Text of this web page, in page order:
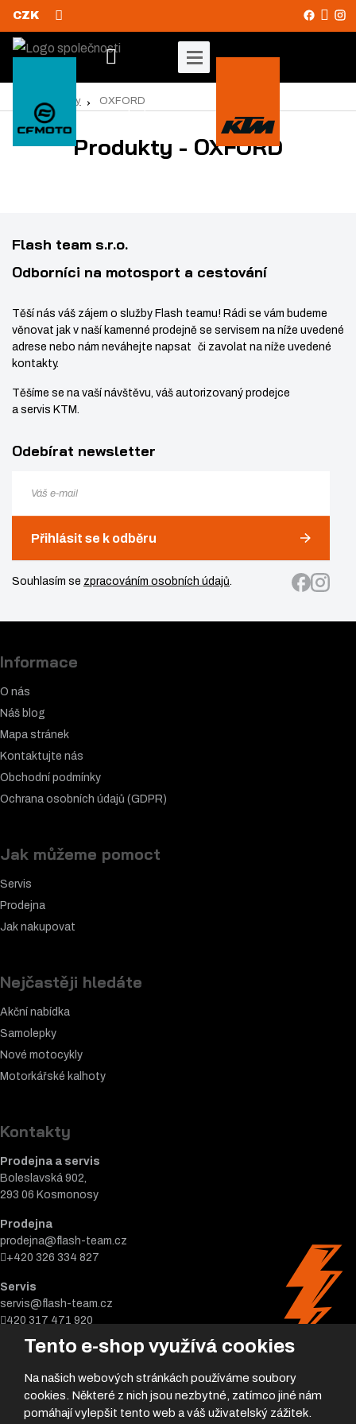
Tento e-shop využívá cookies
Na našich webových stránkách používáme soubory
cookies. Některé z nich jsou nezbytné, zatímco jiné nám
pomáhají vylepšit tento web a váš uživatelský zážitek.
CZK
y
o
r
n
Produkty OXFORD
Produkty - OXFORD
Flash team s.r.o.
Odborníci na motosport a cestování
Těší nás váš zájem o služby Flash teamu! Rádi se vám budeme
věnovat jak v naší kamenné prodejně se servisem na níže uvedené
adrese nebo nám neváhejte napsat či zavolat na níže uvedené
kontakty.
Těšíme se na vaší návštěvu, váš autorizovaný prodejce
a servis KTM.
Odebírat newsletter
Přihlásit se k odběru
Souhlasím se zpracováním osobních údajů.
Informace
O nás
Náš blog
Mapa stránek
Kontaktujte nás
Obchodní podmínky
Ochrana osobních údajů (GDPR)
Jak můžeme pomoct
Servis
Prodejna
Jak nakupovat
Nejčastěji hledáte
Akční nabídka
Samolepky
Nové motocykly
Motorkářské kalhoty
Kontakty
Prodejna a servis
Boleslavská 902,
293 06 Kosmonosy
Prodejna
prodejna@flash-team.cz
+420 326 334 827
Servis
servis@flash-team.cz
420 317 471 920